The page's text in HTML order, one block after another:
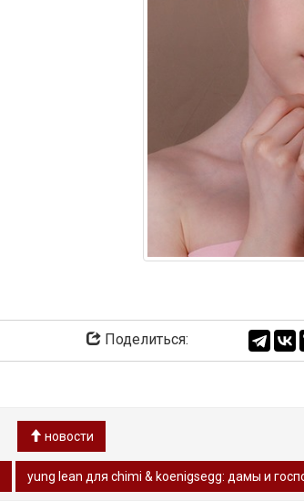
Поделиться:
новости
yung lean для chimi & koenigsegg: дамы и